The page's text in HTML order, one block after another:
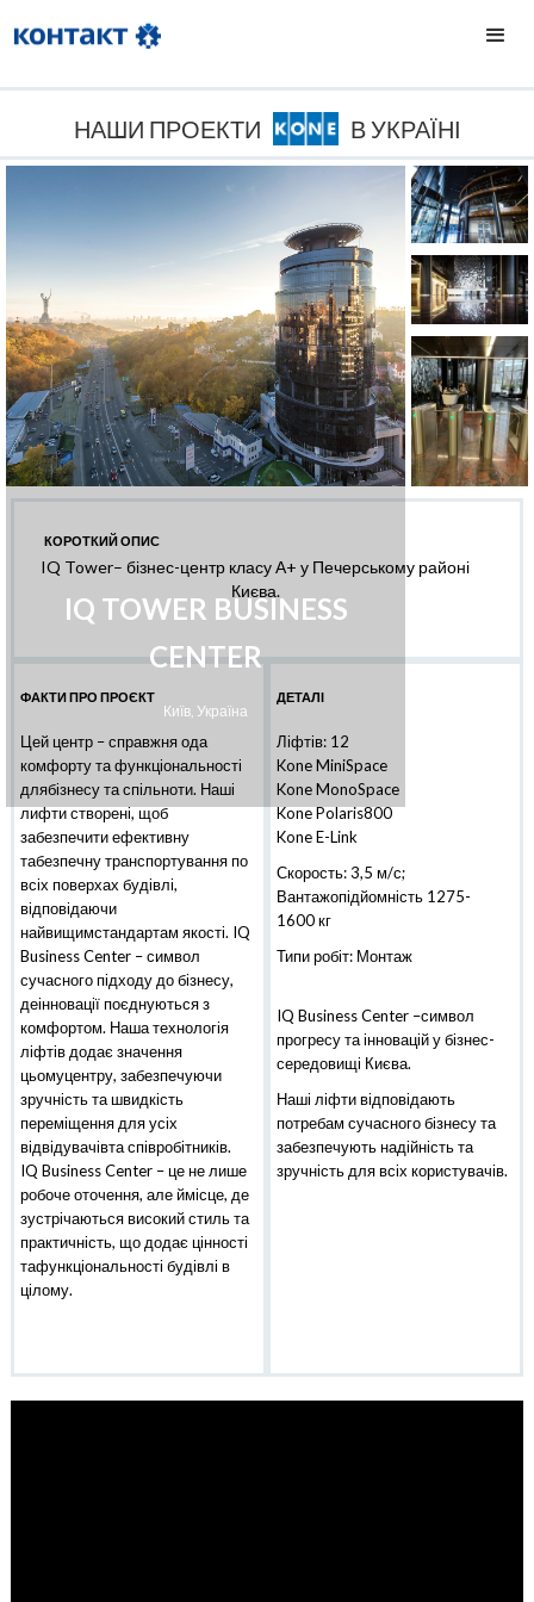
НАШИ ПРОЕКТИ В УКРАЇНІ
IQ TOWER BUSINESS
CENTER
Київ, Україна
КОРОТКИЙ ОПИС
IQ Tower– бізнес-центр класу А+ у Печерському районі
Києва.
ДЕТАЛІ
Ліфтів: 12
Kone MiniSpace
Kone MonoSpace
Kone Polaris800
Kone E-Link
Скорость: 3,5 м/с;
Вантажопідйомність 1275-
1600 кг
Типи робіт: Монтаж
IQ Business Center –символ
прогресу та інновацій у бізнес-
середовищі Києва.
Наші ліфти відповідають
потребам сучасного бізнесу та
забезпечують надійність та
зручність для всіх користувачів.
ФАКТИ ПРО ПРОЄКТ
Цей центр – справжня ода
комфорту та функціональності
длябізнесу та спільноти. Наші
лифти створені, щоб
забезпечити ефективну
табезпечну транспортування по
всіх поверхах будівлі,
відповідаючи
найвищимстандартам якості. IQ
Business Center – символ
сучасного підходу до бізнесу,
деінновації поєднуються з
комфортом. Наша технологія
ліфтів додає значення
цьомуцентру, забезпечуючи
зручність та швидкість
переміщення для усіх
відвідувачівта співробітників.
IQ Business Center – це не лише
робоче оточення, але ймісце, де
зустрічаються високий стиль та
практичність, що додає цінності
тафункціональності будівлі в
цілому.